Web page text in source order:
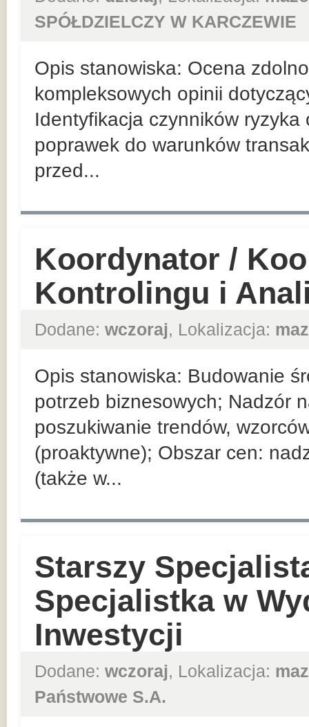
SPÓŁDZIELCZY W KARCZEWIE
Opis stanowiska: Ocena
kompleksowych opinii
Identyfikacja czynników
poprawek do warunków
przed...
Koordynator /
Kontrolingu i
Dodane: wczoraj, Lokalizacja:
Opis stanowiska: Budowanie
potrzeb biznesowych; Nadzór
poszukiwanie trendów,
(proaktywne); Obszar cen:
(także w...
Starszy
Specjalistka w
Inwestycji
Dodane: wczoraj, Lokalizacja:
Państwowe S.A.